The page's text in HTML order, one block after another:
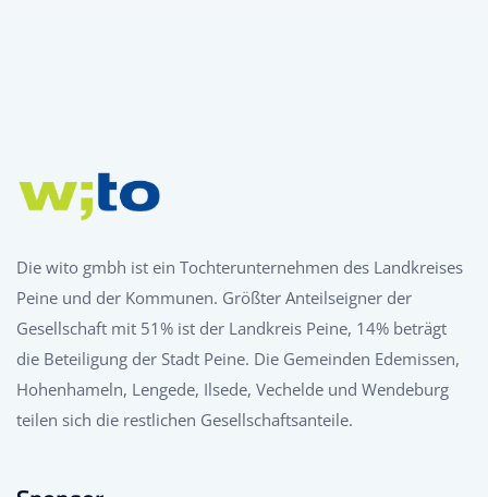
Die wito gmbh ist ein Tochterunternehmen des Landkreises
Peine und der Kommunen. Größter Anteilseigner der
Gesellschaft mit 51% ist der Landkreis Peine, 14% beträgt
die Beteiligung der Stadt Peine. Die Gemeinden Edemissen,
Hohenhameln, Lengede, Ilsede, Vechelde und Wendeburg
teilen sich die restlichen Gesellschaftsanteile.